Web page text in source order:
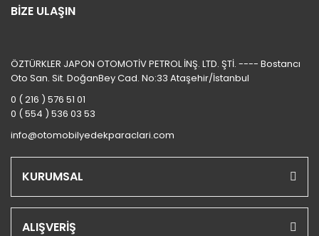
BİZE ULAŞIN
ÖZTÜRKLER JAPON OTOMOTİV PETROL İNŞ. LTD. ŞTİ. ---- Bostancı
Oto San. Sit. DoğanBey Cad. No:33 Ataşehir/İstanbul
0 ( 216 ) 576 51 01
0 ( 554 ) 536 03 53
info@otomobilyedekparaclari.com
KURUMSAL
ALIŞVERİŞ